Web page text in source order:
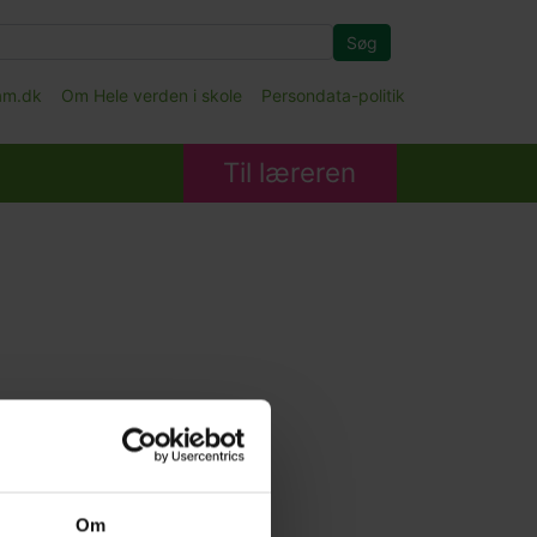
Om
Om Hele verden i skole Persondata-politik
Søg
Til læreren